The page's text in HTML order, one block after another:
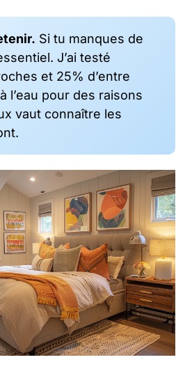
Si tu manques de
J’ai testé
et 25% d’entre
l’eau pour des raisons
vaut connaître les